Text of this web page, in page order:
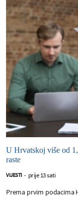
U Hrvatskoj više od
raste
VIJESTI - prije 13 sati
Prema prvim podacima